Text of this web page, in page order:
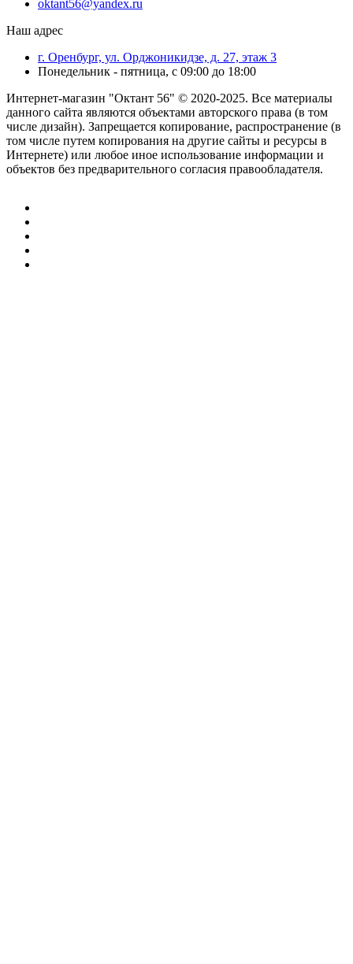
oktant56@yandex.ru
Наш адрес
г. Оренбург, ул. Орджоникидзе, д. 27, этаж 3
Понедельник - пятница, с 09:00 до 18:00
Интернет-магазин "Октант 56" © 2020-2025. Все материалы
данного сайта являются объектами авторского права (в том
числе дизайн). Запрещается копирование, распространение (в
том числе путем копирования на другие сайты и ресурсы в
Интернете) или любое иное использование информации и
объектов без предварительного согласия правообладателя.